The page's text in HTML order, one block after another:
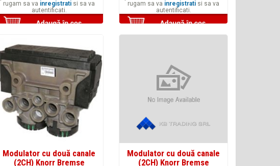
rugam sa va inregistrati si sa va
autentificati.
rugam sa va inregistrati si sa va
autentificati.
Modulator cu două canale
(2CH) Knorr Bremse
Modulator cu două canale
(2CH) Knorr Bremse